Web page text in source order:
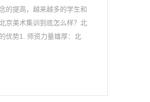
的提高，越来越多的学生和
京美术集训到底怎么样？北
优势1. 师资力量雄厚：北